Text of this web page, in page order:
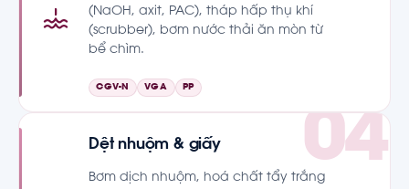
(NaOH, axit, PAC), tháp hấp thụ khí
(scrubber), bơm nước thải ăn mòn từ
bể chìm.
CGV-N VGA PP
Dệt nhuộm & giấy
Bơm dịch nhuộm, hoá chất tẩy trắng